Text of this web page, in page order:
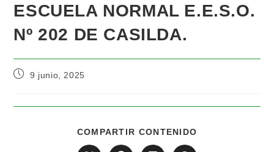
ESCUELA NORMAL E.E.S.O.
Nº 202 DE CASILDA.
9 junio, 2025
COMPARTIR CONTENIDO